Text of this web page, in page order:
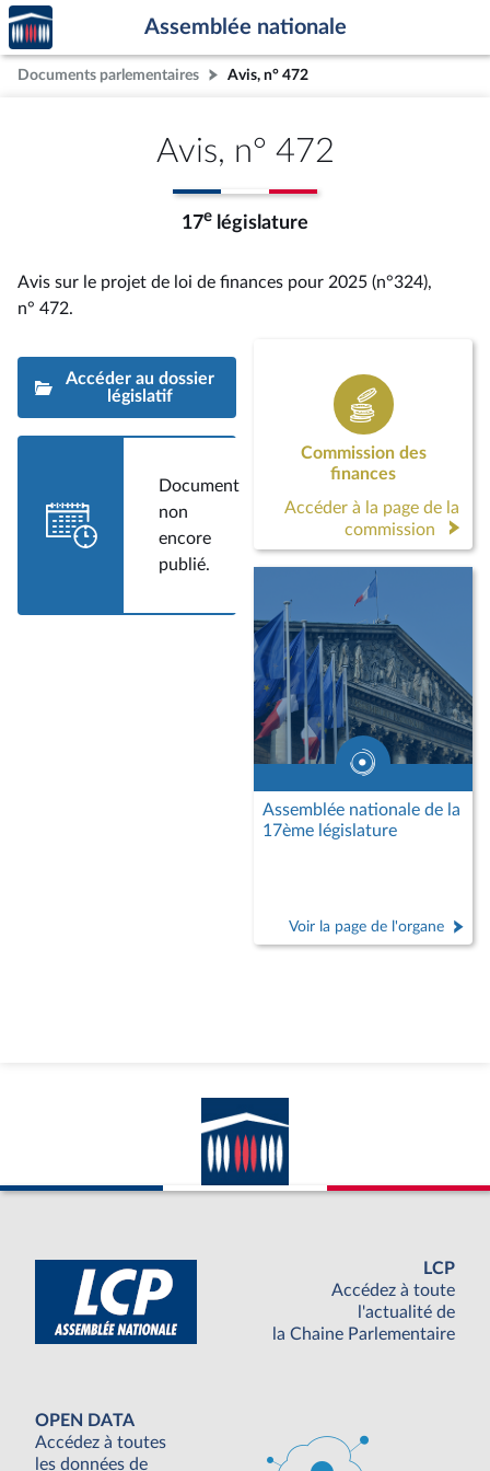
Aller au contenu
Aller en bas de la page
Accèder
à la
page
d'accueil
Assemblée nationale
Documents parlementaires Avis, n° 472
Avis, n° 472
17e législature
Avis sur le projet de loi de finances pour 2025 (n°324),
n° 472.
Accéder au dossier
législatif
Document
non
encore
publié.
Commission des
finances
Accéder à la page de la
commission
Assemblée nationale de la
17ème législature
Voir la page de l'organe
LCP
Accédez à toute
l'actualité de
la Chaine Parlementaire
OPEN DATA
Accédez à toutes
les données de